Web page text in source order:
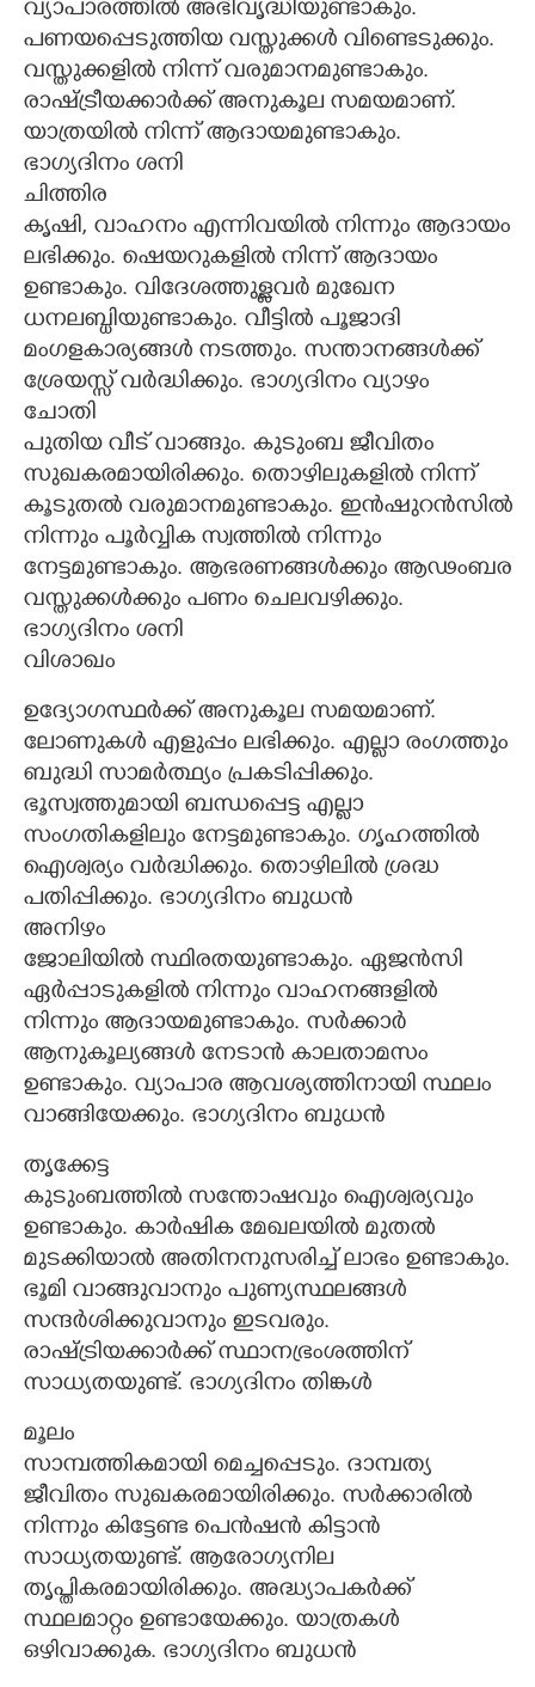
വ്യാപാരത്തിൽ അഭിവൃദ്ധിയുണ്ടാകും.
പണയപ്പെടുത്തിയ വസ്തുക്കൾ വിണ്ടെടുക്കും.
വസ്തുക്കളിൽ നിന്ന് വരുമാനമുണ്ടാകും.
രാഷ്ട്രീയക്കാർക്ക് അനുകൂല സമയമാണ്.
യാത്രയിൽ നിന്ന് ആദായമുണ്ടാകും.
ഭാഗ്യദിനം ശനി
ചിത്തിര
കൃഷി, വാഹനം എന്നിവയിൽ നിന്നും ആദായം
ലഭിക്കും. ഷെയറുകളിൽ നിന്ന് ആദായം
ഉണ്ടാകും. വിദേശത്തുള്ളവർ മുഖേന
ധനലബ്ധിയുണ്ടാകും. വീട്ടിൽ പൂജാദി
മംഗളകാര്യങ്ങൾ നടത്തും. സന്താനങ്ങൾക്ക്
ശ്രേയസ്സ് വർദ്ധിക്കും. ഭാഗ്യദിനം വ്യാഴം
ചോതി
പുതിയ വീട് വാങ്ങും. കുടുംബ ജീവിതം
സുഖകരമായിരിക്കും. തൊഴിലുകളിൽ നിന്ന്
കൂടുതൽ വരുമാനമുണ്ടാകും. ഇൻഷുറൻസിൽ
നിന്നും പൂർവ്വിക സ്വത്തിൽ നിന്നും
നേട്ടമുണ്ടാകും. ആഭരണങ്ങൾക്കും ആഢംബര
വസ്തുക്കൾക്കും പണം ചെലവഴിക്കും.
ഭാഗ്യദിനം ശനി
വിശാഖം
ഉദ്യോഗസ്ഥർക്ക് അനുകൂല സമയമാണ്.
ലോണുകൾ എളുപ്പം ലഭിക്കും. എല്ലാ രംഗത്തും
ബുദ്ധി സാമർത്ഥ്യം പ്രകടിപ്പിക്കും.
ഭൂസ്വത്തുമായി ബന്ധപ്പെട്ട എല്ലാ
സംഗതികളിലും നേട്ടമുണ്ടാകും. ഗൃഹത്തിൽ
ഐശ്വര്യം വർദ്ധിക്കും. തൊഴിലിൽ ശ്രദ്ധ
പതിപ്പിക്കും. ഭാഗ്യദിനം ബുധൻ
അനിഴം
ജോലിയിൽ സ്ഥിരതയുണ്ടാകും. ഏജൻസി
ഏർപ്പാടുകളിൽ നിന്നും വാഹനങ്ങളിൽ
നിന്നും ആദായമുണ്ടാകും. സർക്കാർ
ആനുകൂല്യങ്ങൾ നേടാൻ കാലതാമസം
ഉണ്ടാകും. വ്യാപാര ആവശ്യത്തിനായി സ്ഥലം
വാങ്ങിയേക്കും. ഭാഗ്യദിനം ബുധൻ
തൃക്കേട്ട
കുടുംബത്തിൽ സന്തോഷവും ഐശ്വര്യവും
ഉണ്ടാകും. കാർഷിക മേഖലയിൽ മുതൽ
മുടക്കിയാൽ അതിനനുസരിച്ച് ലാഭം ഉണ്ടാകും.
ഭൂമി വാങ്ങുവാനും പുണ്യസ്ഥലങ്ങൾ
സന്ദർശിക്കുവാനും ഇടവരും.
രാഷ്ട്രിയക്കാർക്ക് സ്ഥാനഭ്രംശത്തിന്
സാധ്യതയുണ്ട്. ഭാഗ്യദിനം തിങ്കൾ
മൂലം
സാമ്പത്തികമായി മെച്ചപ്പെടും. ദാമ്പത്യ
ജീവിതം സുഖകരമായിരിക്കും. സർക്കാരിൽ
നിന്നും കിട്ടേണ്ട പെൻഷൻ കിട്ടാൻ
സാധ്യതയുണ്ട്. ആരോഗ്യനില
തൃപ്തികരമായിരിക്കും. അദ്ധ്യാപകർക്ക്
സ്ഥലമാറ്റം ഉണ്ടായേക്കും. യാത്രകൾ
ഒഴിവാക്കുക. ഭാഗ്യദിനം ബുധൻ